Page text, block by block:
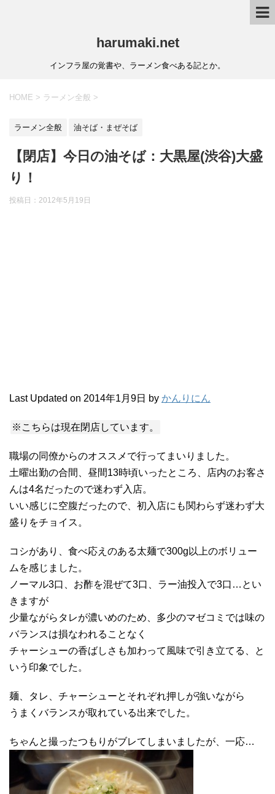
harumaki.net
インフラ屋の覚書や、ラーメン食べある記とか。
HOME > ラーメン全般 >
ラーメン全般 油そば・まぜそば
【閉店】今日の油そば：大黒屋(渋谷)大盛
り！
投稿日：2012年5月19日
Last Updated on 2014年1月9日 by かんりにん
※こちらは現在閉店しています。
職場の同僚からのオススメで行ってまいりました。
土曜出勤の合間、昼間13時頃いったところ、店内のお客さ
んは4名だったので迷わず入店。
いい感じに空腹だったので、初入店にも関わらず迷わず大
盛りをチョイス。
コシがあり、食べ応えのある太麺で300g以上のボリュー
ムを感じました。
ノーマル3口、お酢を混ぜて3口、ラー油投入で3口…とい
きますが
少量ながらタレが濃いめのため、多少のマゼコミでは味の
バランスは損なわれることなく
チャーシューの香ばしさも加わって風味で引き立てる、と
いう印象でした。
麺、タレ、チャーシューとそれぞれ押しが強いながら
うまくバランスが取れている出来でした。
ちゃんと撮ったつもりがブレてしまいましたが、一応…